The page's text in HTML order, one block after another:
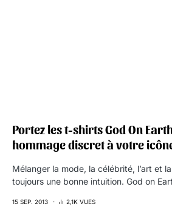
Portez les t-shirts God On
hommage discret à votre
Mélanger la mode, la célébrité, l’art et
toujours une bonne intuition. God on
15 SEP. 2013 2,1K VUES